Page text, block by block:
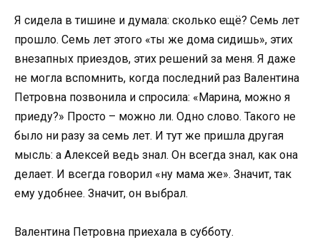
Я сидела в тишине и думала: сколько ещё? Семь лет
прошло. Семь лет этого «ты же дома сидишь», этих
внезапных приездов, этих решений за меня. Я даже
не могла вспомнить, когда последний раз Валентина
Петровна позвонила и спросила: «Марина, можно я
приеду?» Просто – можно ли. Одно слово. Такого не
было ни разу за семь лет. И тут же пришла другая
мысль: а Алексей ведь знал. Он всегда знал, как она
делает. И всегда говорил «ну мама же». Значит, так
ему удобнее. Значит, он выбрал.
Валентина Петровна приехала в субботу.